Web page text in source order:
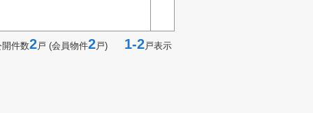
開件数2戸 (会員物件2戸) 1-2戸表示